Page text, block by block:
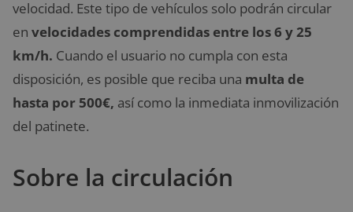
velocidad. Este tipo de vehículos solo podrán circular
en velocidades comprendidas entre los 6 y 25
km/h. Cuando el usuario no cumpla con esta
disposición, es posible que reciba una multa de
hasta por 500€, así como la inmediata inmovilización
del patinete.
Sobre la circulación